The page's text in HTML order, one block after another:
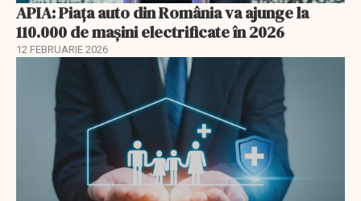
APIA: Piața auto din România va ajunge la
110.000 de mașini electrificate în 2026
12 FEBRUARIE 2026
EXCLUSIV